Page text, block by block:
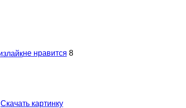
не нравится 8
Скачать картинку